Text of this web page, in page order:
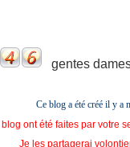
gentes
Ce blog a été créé il y a
ont été faites par votre
Je les partagerai